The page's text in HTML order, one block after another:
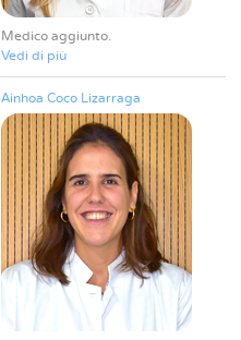
Medico aggiunto
Vedi di più
Ainhoa Coco Lizarraga